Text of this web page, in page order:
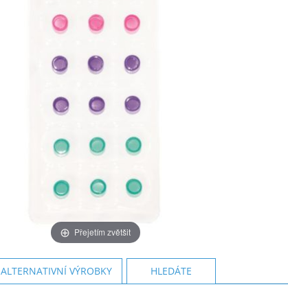
Přejetím zvětšit
ALTERNATIVNÍ VÝROBKY HLEDÁTE